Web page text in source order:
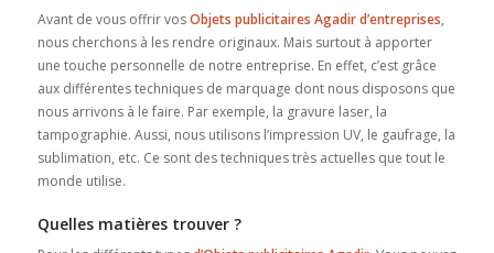
Avant de vous offrir vosObjets publicitaires Agadird’entreprises,
nous cherchons à les rendre originaux. Mais surtout à apporter
une touche personnelle de notre entreprise. En effet, c’est grâce
aux différentes techniques de marquage dont nous disposons que
nous arrivons à le faire. Par exemple, la gravure laser, la
tampographie. Aussi, nous utilisons l’impression UV, le gaufrage, la
sublimation, etc. Ce sont des techniques très actuelles que tout le
monde utilise.
Quelles matières trouver ?